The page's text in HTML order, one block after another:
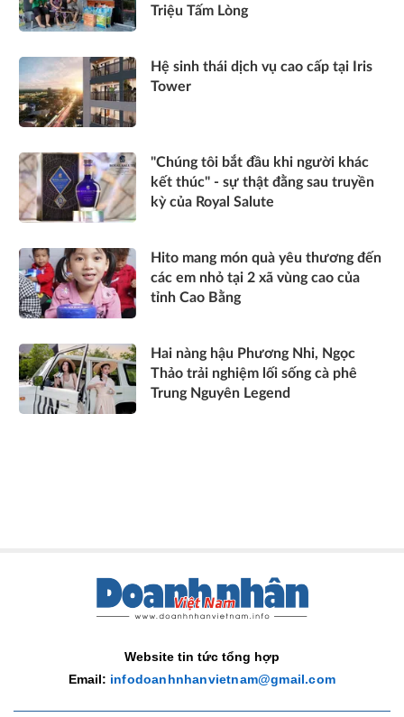
Triệu Tấm Lòng
Hệ sinh thái dịch vụ cao cấp tại Iris
Tower
"Chúng tôi bắt đầu khi người khác
kết thúc" - sự thật đằng sau truyền
kỳ của Royal Salute
Hito mang món quà yêu thương đến
các em nhỏ tại 2 xã vùng cao của
tỉnh Cao Bằng
Hai nàng hậu Phương Nhi, Ngọc
Thảo trải nghiệm lối sống cà phê
Trung Nguyên Legend
Website tin tức tổng hợp
Email: infodoanhnhanvietnam@gmail.com